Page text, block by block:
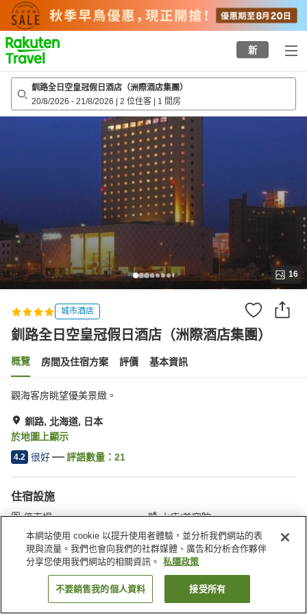
to
top
page
新
釧路全日空皇冠假日酒店（洲際酒店集團）
20/8/2026 - 21/8/2026 | 2 位住客 | 1 間房
16
城市酒店
釧路全日空皇冠假日酒店（洲際酒店集團）
概覽 房間及住宿方案 評價 基本資訊
觀海客房眺望優美景緻。
釧路, 北海道, 日本
於地圖上顯示
4.2 很好 評語數量： 21
住宿設施
停車場
水療/美容院
餐廳
休息室
主頁 日本 北海道
釧路
釧路全日空皇冠假日酒店（洲際酒店集團）
找客房
本網站使用 cookie 以提升使用者體驗，並分析我們網站的表
現與流量。我們也會向我們的社群媒體、廣告和分析合作夥伴
分享您使用我們網站的相關資訊。
私隱政策
不要銷售我的個人資料 接受所有